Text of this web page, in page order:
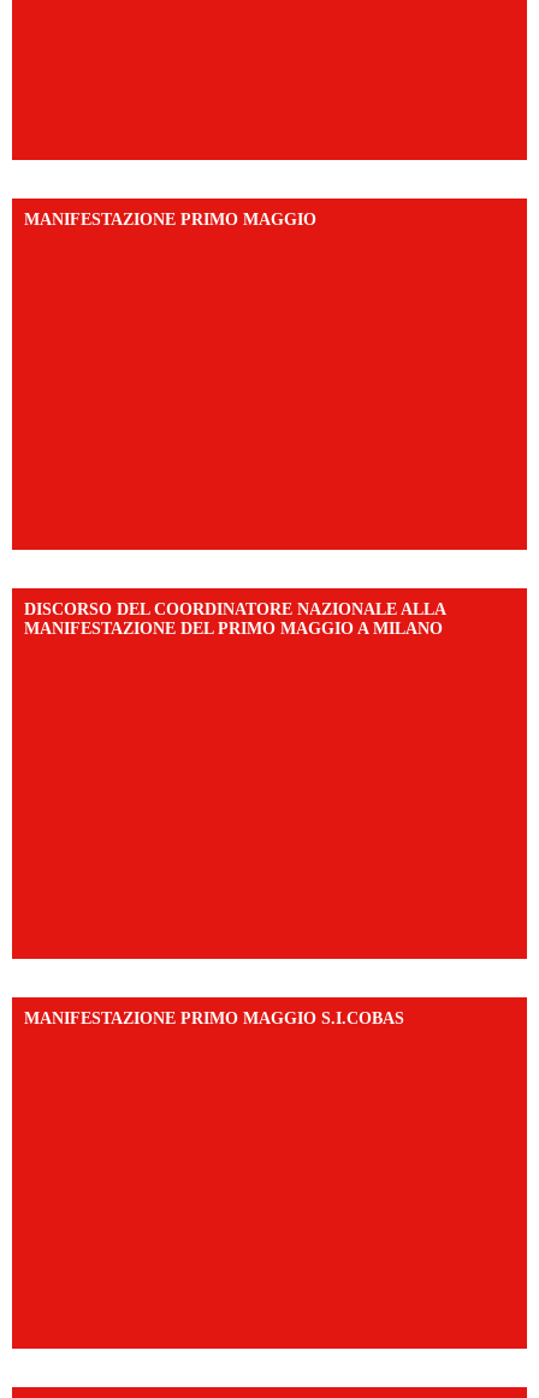
MANIFESTAZIONE PRIMO MAGGIO
DISCORSO DEL COORDINATORE NAZIONALE ALLA
MANIFESTAZIONE DEL PRIMO MAGGIO A MILANO
MANIFESTAZIONE PRIMO MAGGIO S.I.COBAS